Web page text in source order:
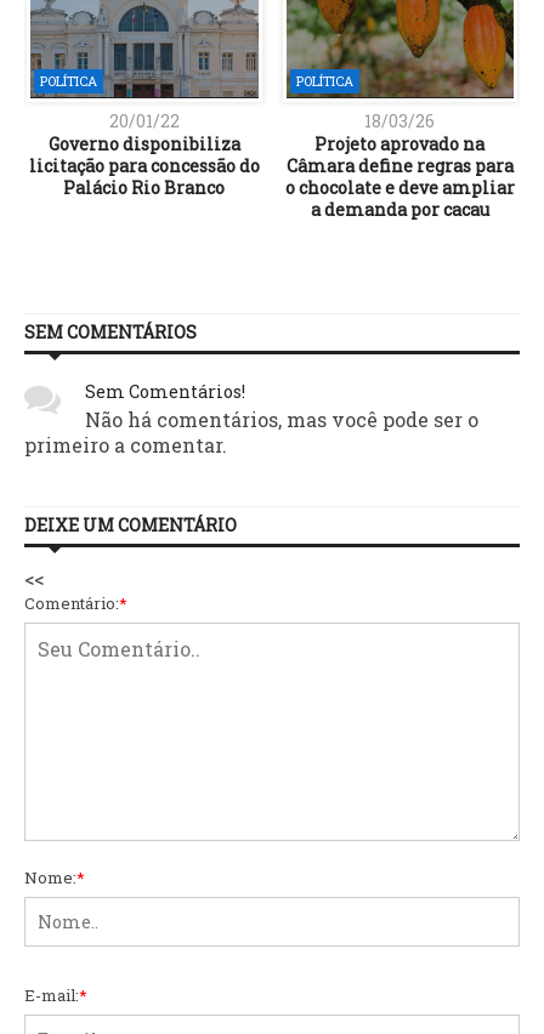
POLÍTICA
20/01/22
Governo disponibiliza
licitação para concessão do
Palácio Rio Branco
POLÍTICA
18/03/26
Projeto aprovado na
Câmara define regras para
o chocolate e deve ampliar
a demanda por cacau
SEM COMENTÁRIOS
Sem Comentários!
Não há comentários, mas você pode ser o
primeiro a comentar.
DEIXE UM COMENTÁRIO
<<
Comentário:*
Nome:*
E-mail:*